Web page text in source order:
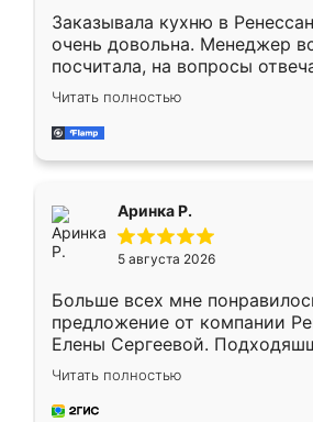
Заказывала кухню в
очень довольна. Менеджер
посчитала, на вопросы
Замерщик приехал в
делу со всей
за день, ребята работали
Читать полностью
Аринка Р.
5 августа 2026
Больше всех мне
предложение от компании
Елены Сергеевой.
короткие сроки
для замера сотрудник
предложил по моему эскизу
Читать полностью